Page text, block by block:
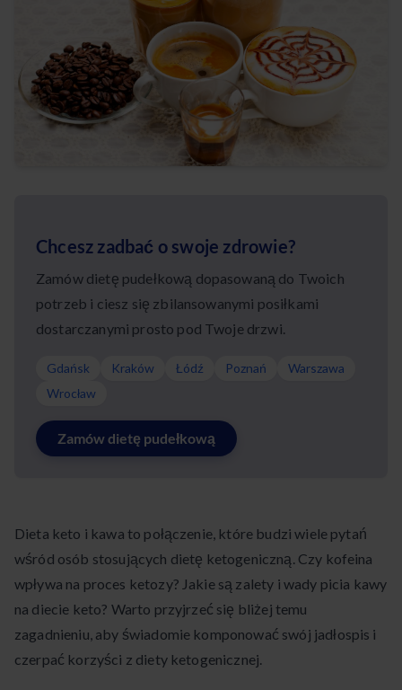
Chcesz zadbać o swoje zdrowie?
Zamów dietę pudełkową dopasowaną do Twoich
potrzeb i ciesz się zbilansowanymi posiłkami
dostarczanymi prosto pod Twoje drzwi.
Gdańsk Kraków Łódź Poznań
Warszawa
Wrocław
Zamów dietę pudełkową
Dieta keto i kawa to połączenie, które budzi wiele pytań
wśród osób stosujących dietę ketogeniczną. Czy kofeina
wpływa na proces ketozy? Jakie są zalety i wady picia kawy
na diecie keto? Warto przyjrzeć się bliżej temu
zagadnieniu, aby świadomie komponować swój jadłospis i
czerpać korzyści z diety ketogenicznej.